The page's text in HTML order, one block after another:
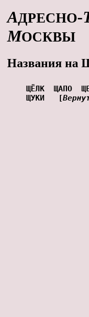
АДРЕСНО-
МОСКВЫ
Названия на
ЩЁЛК ЩАПО
ЩУКИ
[